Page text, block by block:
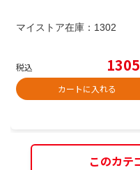
マイストア在庫： 1302
税込
カートに入れる
このカテ